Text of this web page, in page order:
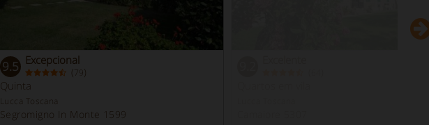
9.5 Excepcional
( 79)
Quinta
Lucca Toscana
Segromigno In Monte 1599